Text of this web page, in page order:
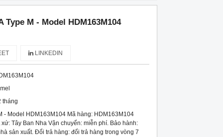
Type M - Model HDM163M104
LINKEDIN
tháng
- Model HDM163M104 Mã hàng: HDM163M104
Tây Ban Nha Vận chuyển: miễn phí. Bảo hành:
sản xuất. Đổi trả hàng: đổi trả hàng trong vòng 7